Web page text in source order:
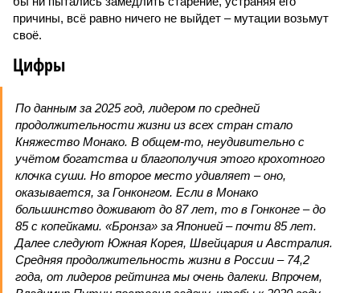
причины, всё равно ничего не выйдет – мутации возьмут
своё.
Цифры
По данным за 2025 год, лидером по средней
продолжительности жизни из всех стран стало
Княжество Монако. В общем-то, неудивительно с
учётом богатства и благополучия этого крохотного
клочка суши. Но второе место удивляет – оно,
оказывается, за Гонконгом. Если в Монако
большинство доживают до 87 лет, то в Гонконге – до
85 с копейками. «Бронза» за Японией – почти 85 лет.
Далее следуют Южная Корея, Швейцария и Австралия.
Средняя продолжительность жизни в России – 74,2
года, от лидеров рейтинга мы очень далеки. Впрочем,